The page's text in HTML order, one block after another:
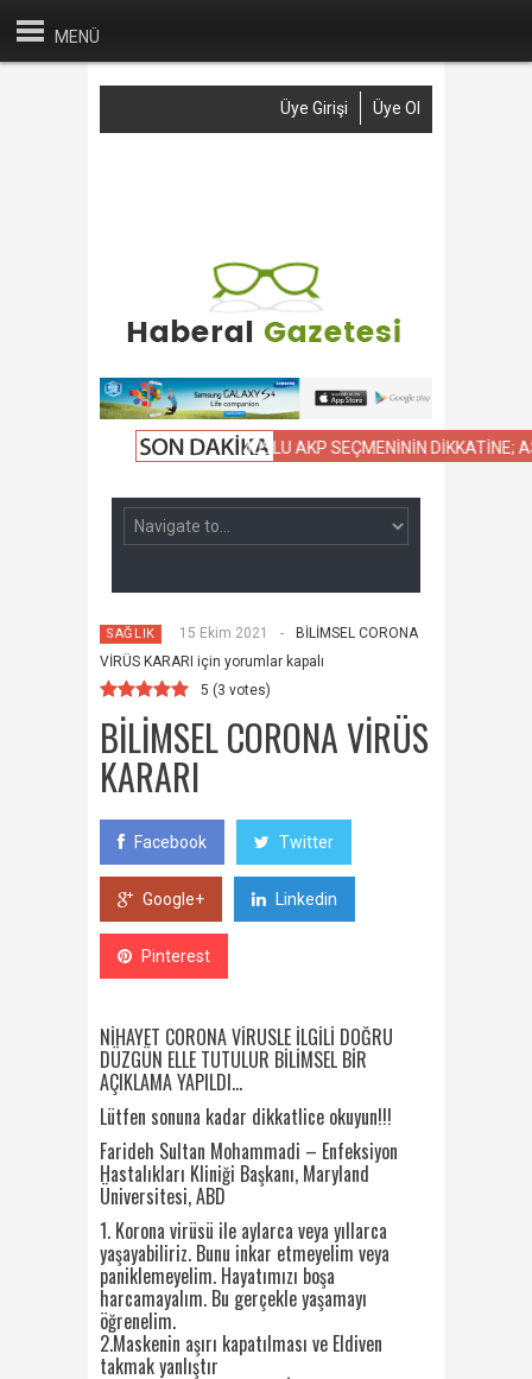
MENÜ
Üye Girişi Üye Ol
KIYASLAMASI NAMUSLU AKP SEÇMENİNİN DİKKATİNE;
SAĞLIK 15 Ekim 2021 -
BİLİMSEL CORONA
VİRÜS KARARI için yorumlar kapalı
5 (3 votes)
BİLİMSEL CORONA VİRÜS
KARARI
Facebook Twitter
Google+ Linkedin
Pinterest
NİHAYET CORONA VİRÜSLE İLGİLİ DOĞRU
DÜZGÜN ELLE TUTULUR BİLİMSEL BİR
AÇIKLAMA YAPILDI…
Lütfen sonuna kadar dikkatlice okuyun!!!
Farideh Sultan Mohammadi – Enfeksiyon
Hastalıkları Kliniği Başkanı, Maryland
Üniversitesi, ABD
1. Korona virüsü ile aylarca veya yıllarca
yaşayabiliriz. Bunu inkar etmeyelim veya
paniklemeyelim. Hayatımızı boşa
harcamayalım. Bu gerçekle yaşamayı
öğrenelim.
2.Maskenin aşırı kapatılması ve Eldiven
takmak yanlıştır